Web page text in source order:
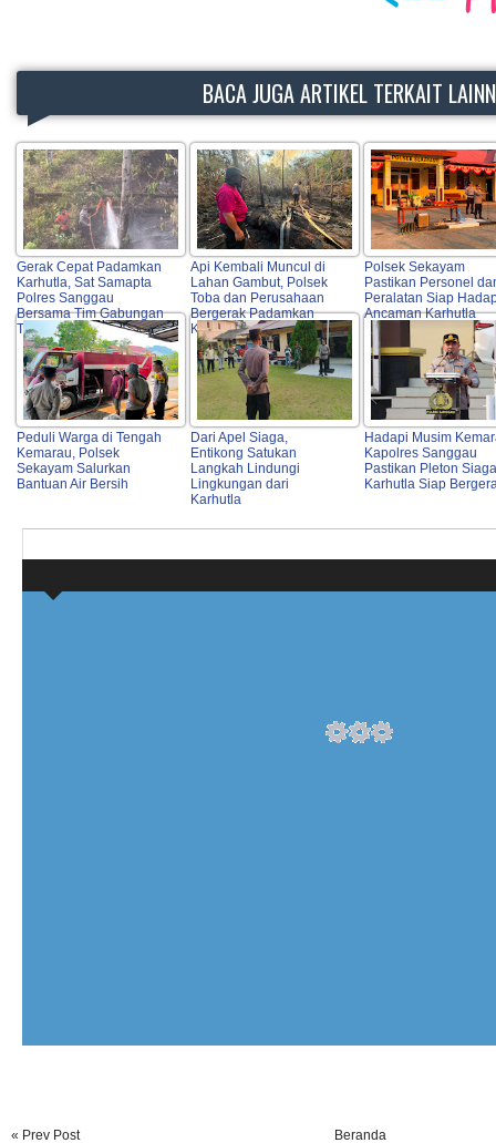
BACA JUGA ARTIKEL TERKAIT
Gerak Cepat Padamkan
Karhutla, Sat Samapta
Polres Sanggau
Bersama Tim Gabungan
Turun ke Lokasi
Api Kembali Muncul di
Lahan Gambut, Polsek
Toba dan Perusahaan
Bergerak Padamkan
Karhutla
Polsek Sekayam
Pastikan Personel
Peralatan Siap
Ancaman Karhutla
Peduli Warga di Tengah
Kemarau, Polsek
Sekayam Salurkan
Bantuan Air Bersih
Dari Apel Siaga,
Entikong Satukan
Langkah Lindungi
Lingkungan dari
Karhutla
Hadapi Musim
Kapolres Sanggau
Pastikan Pleton Siaga
Karhutla Siap
« Prev Post Beranda